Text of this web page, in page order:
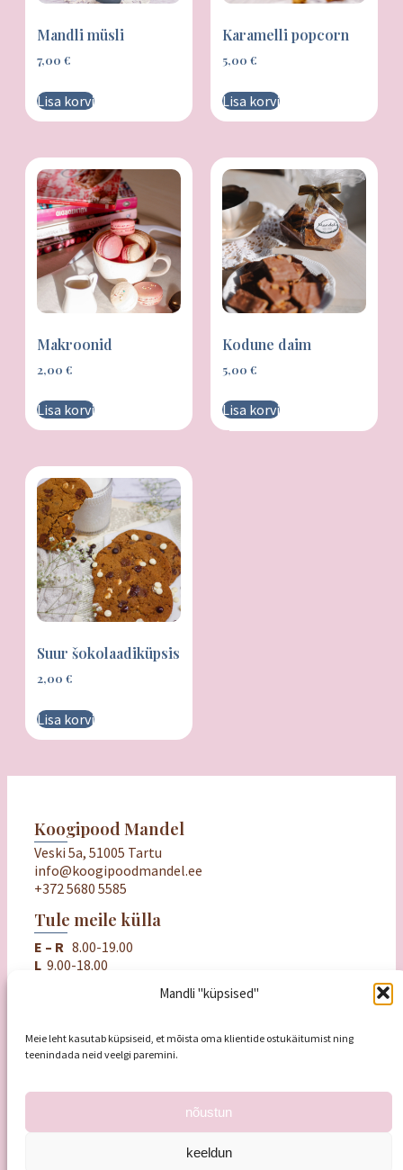
Mandli "küpsised"
Meie leht kasutab küpsiseid, et mõista oma klientide ostukäitumist ning
teenindada neid veelgi paremini.
nõustun
keeldun
Mandli müsli
7,00 €
Lisa korvi
Karamelli popcorn
5,00 €
Lisa korvi
Makroonid
2,00 €
Lisa korvi
Kodune daim
5,00 €
Lisa korvi
Suur šokolaadiküpsis
2,00 €
Lisa korvi
Koogipood Mandel
Veski 5a, 51005 Tartu
info@koogipoodmandel.ee
+372 5680 5585
Tule meile külla
E – R 8.00-19.00
L 9.00-18.00
Privaatsuspoliitika